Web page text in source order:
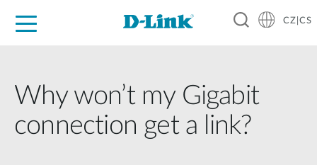
CZ|CS
Why won’t my Gigabit
connection get a link?